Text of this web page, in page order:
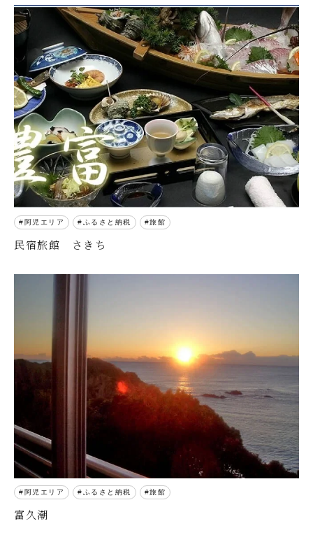
阿児エリア ふるさと納税 旅館
民宿旅館 さきち
阿児エリア ふるさと納税 旅館
富久潮